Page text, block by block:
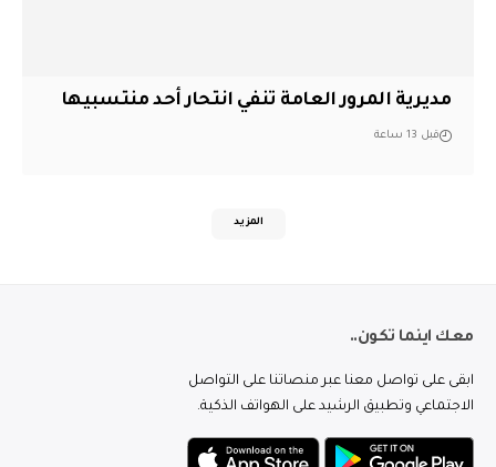
مديرية المرور العامة تنفي انتحار أحد منتسبيها
قبل 13 ساعة
المزيد
معك اينما تكون..
ابقى على تواصل معنا عبر منصاتنا على التواصل
الاجتماعي وتطبيق الرشيد على الهواتف الذكية.